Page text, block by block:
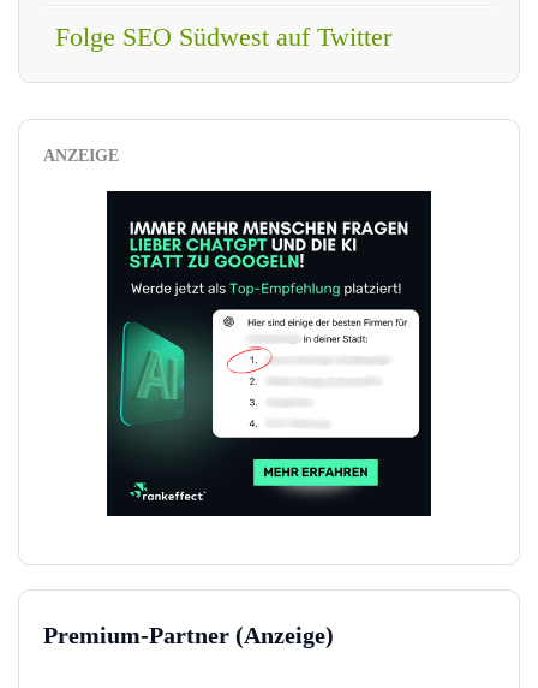
Folge SEO Südwest auf Twitter
ANZEIGE
Premium-Partner (Anzeige)